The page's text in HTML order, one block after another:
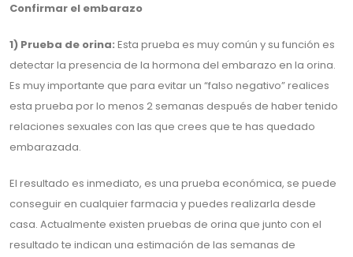
Confirmar el embarazo
1) Prueba de orina: Esta prueba es muy común y su función es
detectar la presencia de la hormona del embarazo en la orina.
Es muy importante que para evitar un “falso negativo” realices
esta prueba por lo menos 2 semanas después de haber tenido
relaciones sexuales con las que crees que te has quedado
embarazada.
El resultado es inmediato, es una prueba económica, se puede
conseguir en cualquier farmacia y puedes realizarla desde
casa. Actualmente existen pruebas de orina que junto con el
resultado te indican una estimación de las semanas de